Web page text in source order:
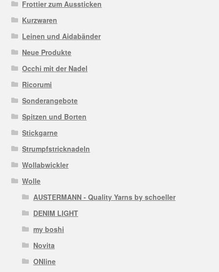
Frottier zum Aussticken
Kurzwaren
Leinen und Aidabänder
Neue Produkte
Occhi mit der Nadel
Ricorumi
Sonderangebote
Spitzen und Borten
Stickgarne
Strumpfstricknadeln
Wollabwickler
Wolle
AUSTERMANN - Quality Yarns by schoeller
DENIM LIGHT
my boshi
Novita
ONline